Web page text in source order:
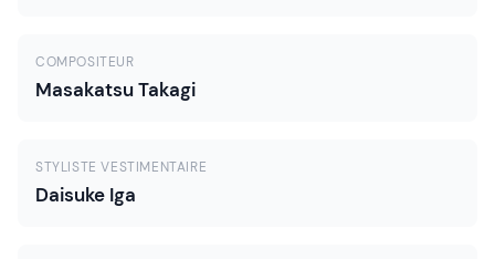
COMPOSITEUR
Masakatsu Takagi
STYLISTE VESTIMENTAIRE
Daisuke Iga